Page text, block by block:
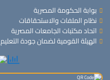
بوابة الحكومة المصرية
نظام الملفات والاستحقاقات
اتحاد مكتبات الجامعات المصرية
الهيئة القومية لضمان جودة التعليم